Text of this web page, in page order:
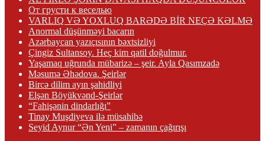
От грусти к веселью
VARLIQ VƏ YOXLUQ BARƏDƏ BİR NEÇƏ KƏLMƏ
Anormal düşünməyi bacarın
Azərbaycan yazıçısının bəxtsizliyi
Çingiz Sultansoy. Heç kim qatil doğulmur.
Yaşamaq uğrunda mübarizə – şeir. Ayla Qasımzadə
Məsumə Əhədova. Şeirlər
Bircə dilim ayın şahidliyi
Elşən Böyükvənd-Şeirlər
“Fahişənin dindarlığı”
Tinay Muşdiyeva ilə müsahibə
Seyid Aynur “Ən Yeni” – zamanın çağırışı